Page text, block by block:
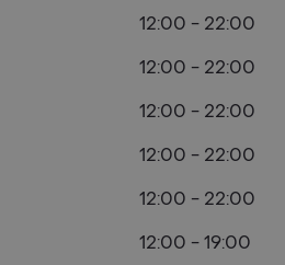
12:00 - 22:00
12:00 - 22:00
12:00 - 22:00
12:00 - 22:00
12:00 - 22:00
12:00 - 19:00